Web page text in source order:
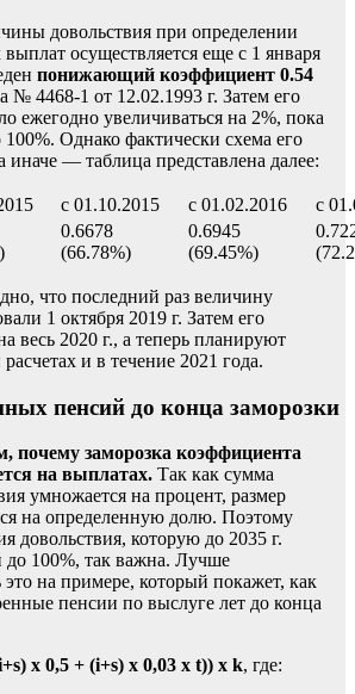
довольствия при определении
осуществляется еще с 1 января
понижающий коэффициент 0.54
№ 4468-1 от 12.02.1993 г. Затем его
ежегодно увеличиваться на 2%, пока
100%. Однако фактически схема его
иначе — таблица представлена далее:
с 01.10.2015 с 01.02.2016
с
0.6678
(66.78%)
0.6945
(69.45%)
что последний раз величину
1 октября 2019 г. Затем его
весь 2020 г., а теперь планируют
и в течение 2021 года.
пенсий до конца заморозки
почему заморозка коэффициента
на выплатах. Так как сумма
умножается на процент, размер
на определенную долю. Поэтому
довольствия, которую до 2035 г.
до 100%, так важна. Лучше
на примере, который покажет, как
пенсии по выслуге лет до конца
x 0,5 + (i+s) x 0,03 x t)) x k, где: